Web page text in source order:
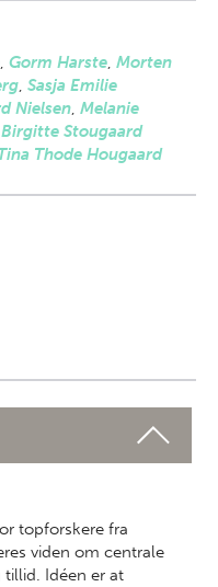
, Gorm Harste, Morten
, Sasja Emilie
Nielsen, Melanie
Birgitte Stougaard
Thode Hougaard
topforskere fra
viden om centrale
Idéen er at